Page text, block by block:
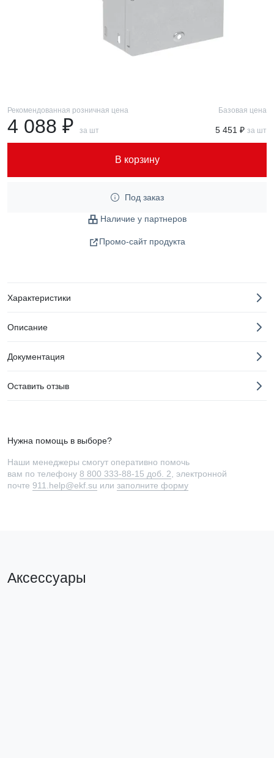
Рекомендованная розничная цена
4 088 ₽ за шт
Базовая цена
5 451 ₽ за шт
В корзину
Под заказ
Наличие у партнеров
Промо-сайт продукта
Характеристики
Описание
Документация
Оставить отзыв
Нужна помощь в выборе?
Наши менеджеры смогут оперативно помочь
вам по телефону 8 800 333-88-15 доб. 2 , электронной
почте 911.help@ekf.su или заполните форму
Аксессуары